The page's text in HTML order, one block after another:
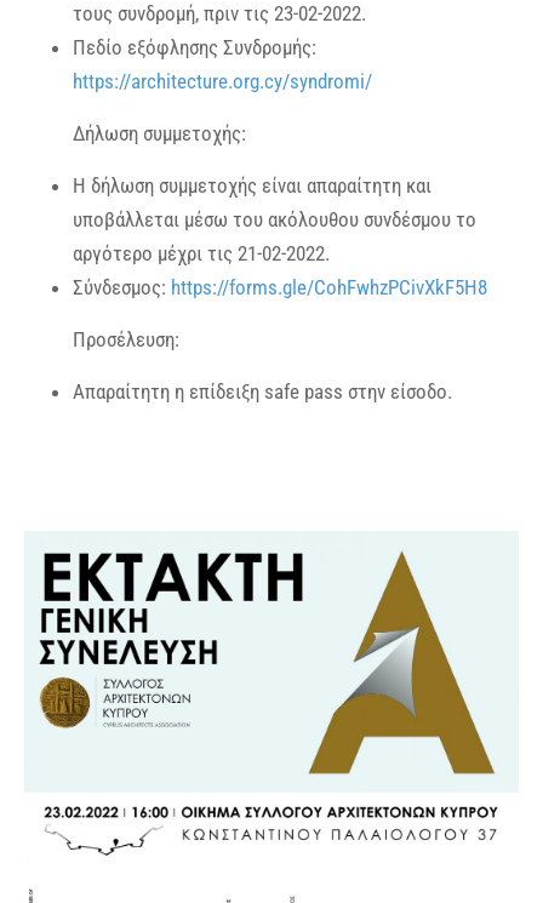
τους συνδρομή, πριν τις 23-02-2022.
Πεδίο εξόφλησης Συνδρομής:
https://architecture.org.cy/syndromi/
Δήλωση συμμετοχής:
Η δήλωση συμμετοχής είναι απαραίτητη και
υποβάλλεται μέσω του ακόλουθου συνδέσμου το
αργότερο μέχρι τις 21-02-2022.
Σύνδεσμος: https://forms.gle/CohFwhzPCivXkF5H8
Προσέλευση:
Απαραίτητη η επίδειξη safe pass στην είσοδο.